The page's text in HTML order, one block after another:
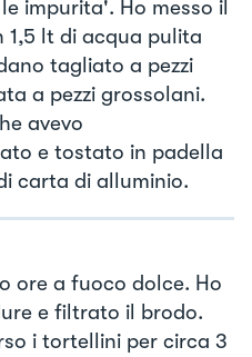
impurita'. Ho messo il
lt di acqua pulita
tagliato a pezzi
a pezzi grossolani.
avevo
e tostato in padella
carta di alluminio.
ore a fuoco dolce. Ho
e filtrato il brodo.
i tortellini per circa 3